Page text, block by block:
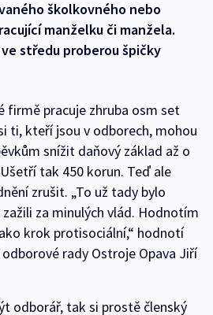
školkovného nebo
manželku či manžela.
středu proberou špičky
firmě pracuje zhruba osm set
ti, kteří jsou v odborech, mohou
snížit daňový základ až o
tak 450 korun. Teď ale
zrušit. „To už tady bylo
za minulých vlád. Hodnotím
krok protisociální,“ hodnotí
rady Ostroje Opava Jiří
odborář, tak si prostě členský